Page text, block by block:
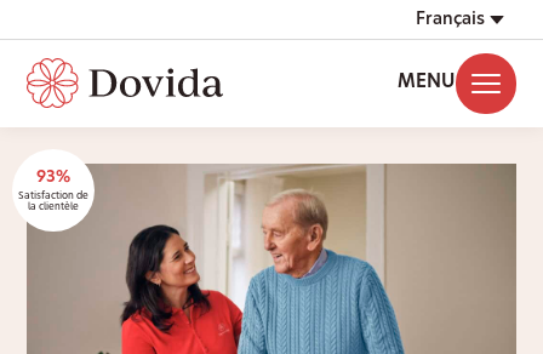
Français
MENU
93%
Satisfaction de
la clientèle